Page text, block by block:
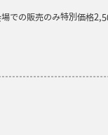
での販売のみ特別価格